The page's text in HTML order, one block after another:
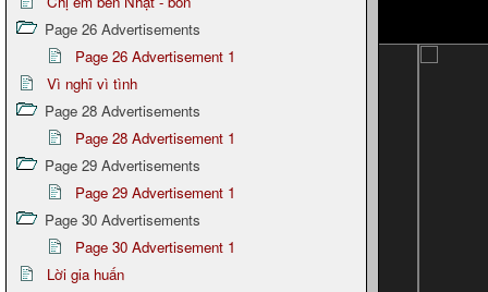
Page 26 Advertisements
Page 26 Advertisement 1
Vì nghĩ vì tình
Page 28 Advertisements
Page 28 Advertisement 1
Page 29 Advertisements
Page 29 Advertisement 1
Page 30 Advertisements
Page 30 Advertisement 1
Lời gia huấn